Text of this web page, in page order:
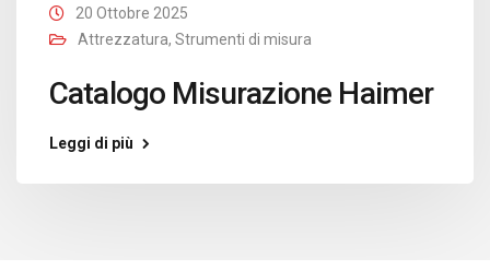
20 Ottobre 2025
Attrezzatura, Strumenti di misura
Catalogo Misurazione Haimer
Leggi di più